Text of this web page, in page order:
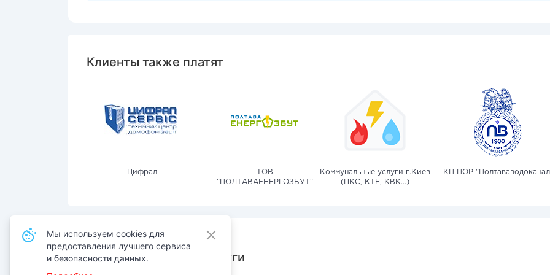
Клиенты также платят
Цифрал
ТОВ
"ПОЛТАВАЕНЕРГОЗБУТ"
Коммунальные услуги г.Киев
(ЦКС, КТЕ, КВК...)
КП ПОР
Также оплачивают услуги
Мы используем cookies для
предоставления лучшего сервиса
и безопасности данных.